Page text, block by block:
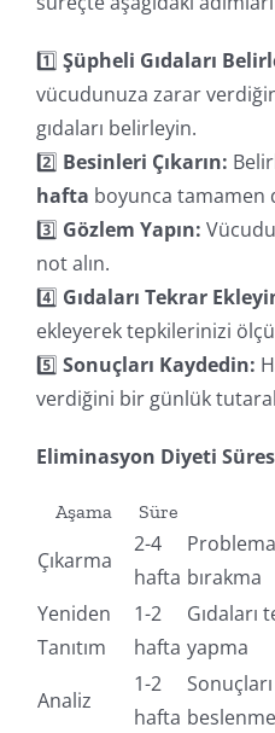
1️⃣ Şüpheli Gıdaları
vücudunuza zarar
gıdaları belirleyin.
2️⃣ Besinleri Çıkarın:
hafta boyunca tamamen
3️⃣ Gözlem Yapın:
not alın.
4️⃣ Gıdaları Tekrar
ekleyerek tepkilerinizi
5️⃣ Sonuçları Kaydedin:
verdiğini bir günlük
Eliminasyon Diyeti
Aşama Süre
Çıkarma
2-4
hafta bırakma
Yeniden
Tanıtım
1-2
hafta
Gıdaları
yapma
Analiz
1-2
hafta